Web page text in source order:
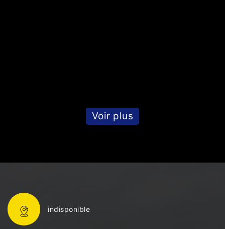
Voir plus
indisponible